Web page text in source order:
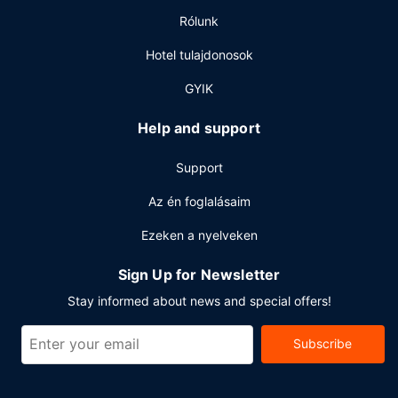
lehetőség és 24 órában nyitva tartó recepció is igénybe
vehető. A(z) hotel több rendezvénytermet – konferenciatér
lebonyolítására. Az autóval érkező vendégek számára
ingyenes egyéni parkolás biztosított a helyszínen.
Rólunk
Hotel tulajdonosok
GYIK
Help and support
Support
Az én foglalásaim
Ezeken a nyelveken
Sign Up for Newsletter
Stay informed about news and special offers!
Subscribe